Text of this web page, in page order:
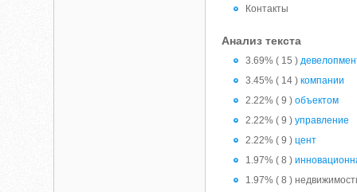
Контакты
Анализ текста
3.69% ( 15 )
3.45% ( 14 )компании
2.22% ( 9 )объектом
2.22% ( 9 )управление
2.22% ( 9 )цент
1.97% ( 8 )
1.97% ( 8 )